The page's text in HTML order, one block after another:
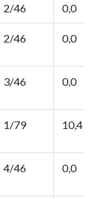
2/46 0,0
2/46 0,0
3/46 0,0
1/79 10,4
4/46 0,0